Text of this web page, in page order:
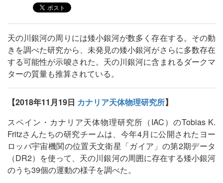
天の川銀河の周りには矮小銀河が数多く存在する。その動
きを調べた研究から、未発見の矮小銀河がさらに多数存在
する可能性が示唆された。天の川銀河に含まれるダークマ
ターの質量も推算されている。
【2018年11月19日 カナリア天体物理研究所】
スペイン・カナリア天体物理研究所（IAC）のTobias K.
Fritzさんたちの研究チームは、今年4月に公開されたヨー
ロッパ宇宙機関の位置天文衛星「ガイア」の第2期データ
（DR2）を使って、天の川銀河の周囲に存在する矮小銀河
のうち39個の運動の様子を調べた。